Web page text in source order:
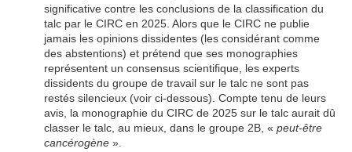
significative contre les conclusions de la classification du
talc par le CIRC en 2025. Alors que le CIRC ne publie
jamais les opinions dissidentes (les considérant comme
des abstentions) et prétend que ses monographies
représentent un consensus scientifique, les experts
dissidents du groupe de travail sur le talc ne sont pas
restés silencieux (voir ci-dessous). Compte tenu de leurs
avis, la monographie du CIRC de 2025 sur le talc aurait dû
classer le talc, au mieux, dans le groupe 2B, « peut-être
cancérogène ».